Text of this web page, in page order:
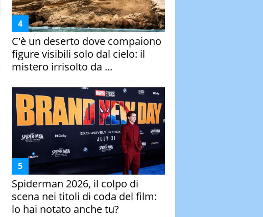
C'è un deserto dove compaiono
figure visibili solo dal cielo: il
mistero irrisolto da ...
Spiderman 2026, il colpo di
scena nei titoli di coda del film:
lo hai notato anche tu?